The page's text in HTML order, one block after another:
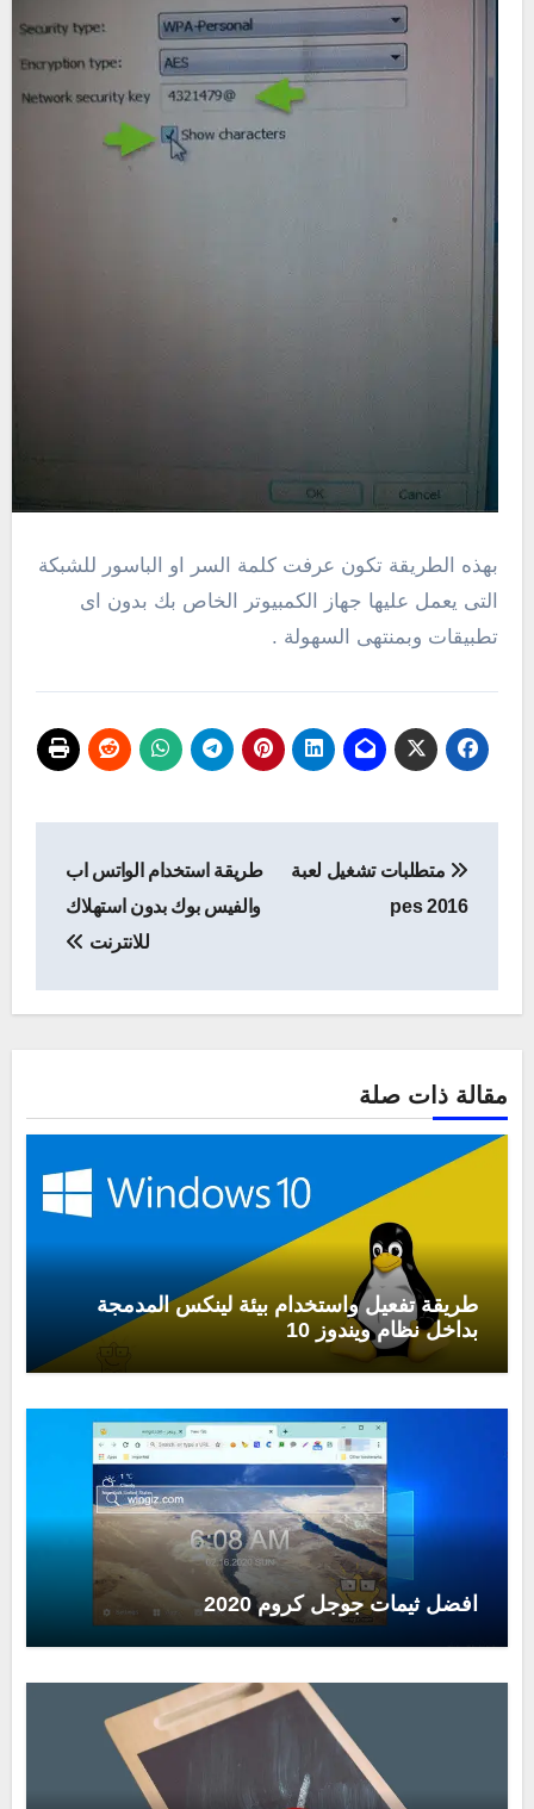
بهذه الطريقة تكون عرفت كلمة السر او الباسور للشبكة
التى يعمل عليها جهاز الكمبيوتر الخاص بك بدون اى
تطبيقات وبمنتهى السهولة .
المقالات
متطلبات تشغيل لعبة
pes 2016
طريقة استخدام الواتس اب
والفيس بوك بدون استهلاك
للانترنت
مقالة ذات صلة
طريقة تفعيل واستخدام بيئة لينكس المدمجة
بداخل نظام ويندوز 10
افضل ثيمات جوجل كروم 2020